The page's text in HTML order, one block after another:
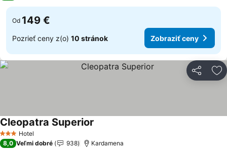
Od 149 €
Pozrieť ceny z(o) 10 stránok Zobraziť ceny
Zdieľať
3 Počet hviezdičiek
Hotel
Cleopatra Superior
8,0 Veľmi dobré 938 Kardamena